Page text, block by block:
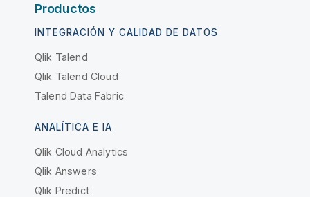
Productos
INTEGRACIÓN Y CALIDAD DE DATOS
Qlik Talend
Qlik Talend Cloud
Talend Data Fabric
ANALÍTICA E IA
Qlik Cloud Analytics
Qlik Answers
Qlik Predict